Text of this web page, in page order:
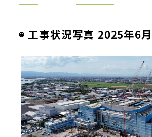
◉ 工事状況写真 2025年6月